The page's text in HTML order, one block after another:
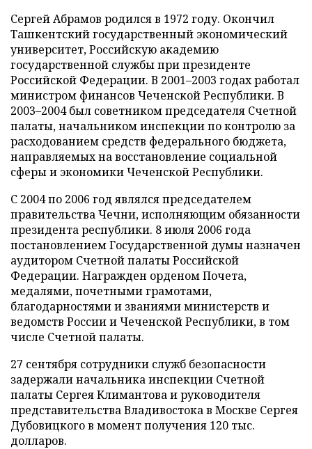
Сергей Абрамов родился в 1972 году. Окончил
Ташкентский государственный экономический
университет, Российскую академию
государственной службы при президенте
Российской Федерации. В 2001–2003 годах работал
министром финансов Чеченской Республики. В
2003–2004 был советником председателя Счетной
палаты, начальником инспекции по контролю за
расходованием средств федерального бюджета,
направляемых на восстановление социальной
сферы и экономики Чеченской Республики.
С 2004 по 2006 год являлся председателем
правительства Чечни, исполняющим обязанности
президента республики. 8 июля 2006 года
постановлением Государственной думы назначен
аудитором Счетной палаты Российской
Федерации. Награжден орденом Почета,
медалями, почетными грамотами,
благодарностями и званиями министерств и
ведомств России и Чеченской Республики, в том
числе Счетной палаты.
27 сентября сотрудники служб безопасности
задержали начальника инспекции Счетной
палаты Сергея Климантова и руководителя
представительства Владивостока в Москве Сергея
Дубовицкого в момент получения 120 тыс.
долларов.